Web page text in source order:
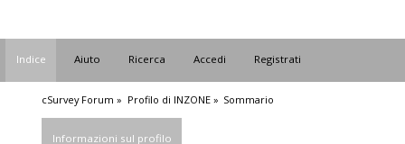
Indice Aiuto Ricerca Accedi Registrati
cSurvey Forum » Profilo di INZONE» Sommario
Informazioni sul profilo